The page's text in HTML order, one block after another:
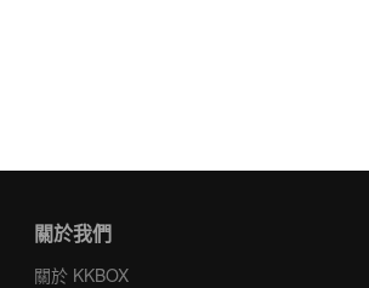
關於我們
關於 KKBOX